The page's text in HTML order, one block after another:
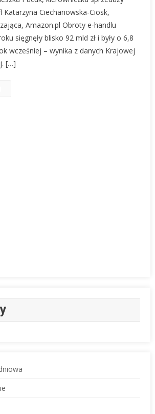
Tradycyjny
Ciechanowska-Ciosk,
Amazon.pl Obroty e-handlu
sięgnęły blisko 92 mld zł i były o 6,8
wcześniej – wynika z danych Krajowej
[…]